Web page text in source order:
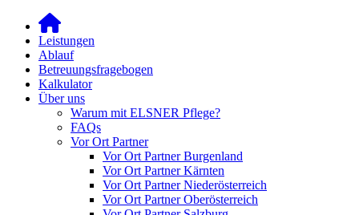
Leistungen
Ablauf
Betreuungsfragebogen
Kalkulator
Über uns
Warum mit ELSNER Pflege?
FAQs
Vor Ort Partner
Vor Ort Partner Burgenland
Vor Ort Partner Kärnten
Vor Ort Partner Niederösterreich
Vor Ort Partner Oberösterreich